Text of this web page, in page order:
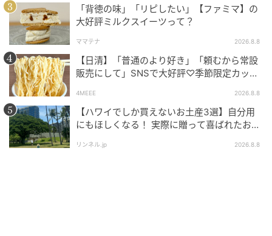
茶クリームサンド・お濃茶チョコの6品がすでにライン
ナップに並んでいます。
今回の「伊右衛門 抹茶塩」はその最新作で、揚げせん
べいというジャンルで抹茶の魅力を届ける新たな選択
肢です。
「背徳の味」「リピしたい」【ファミマ】の
大好評ミルクスイーツって？
ママテナ 2026.8.8
【日清】「普通のより好き」「頼むから常設
販売にして」SNSで大好評♡季節限定カップ
4MEEE 2026.8.8
【ハワイでしか買えないお土産3選】自分用
にもほしくなる！ 実際に贈って喜ばれたおす
リンネル.jp 2026.8.8